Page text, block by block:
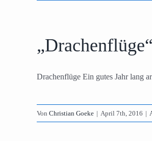
Drachenflüge Ein gutes Jahr lang
Von Christian Goeke | April 7th, 2016 |